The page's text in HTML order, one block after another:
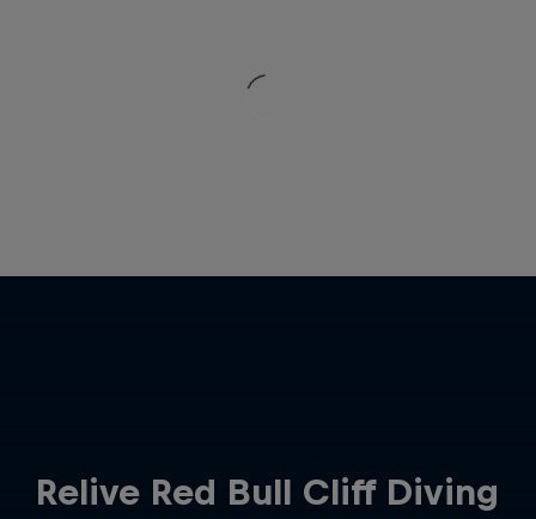
Relive Red Bull Cliff Diving